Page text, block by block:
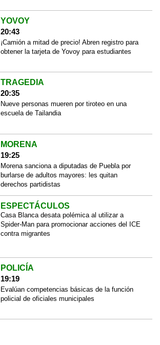
YOVOY
20:43
¡Camión a mitad de precio! Abren registro para
obtener la tarjeta de Yovoy para estudiantes
TRAGEDIA
20:35
Nueve personas mueren por tiroteo en una
escuela de Tailandia
MORENA
19:25
Morena sanciona a diputadas de Puebla por
burlarse de adultos mayores: les quitan
derechos partidistas
ESPECTÁCULOS
Casa Blanca desata polémica al utilizar a
Spider-Man para promocionar acciones del ICE
contra migrantes
POLICÍA
19:19
Evalúan competencias básicas de la función
policial de oficiales municipales